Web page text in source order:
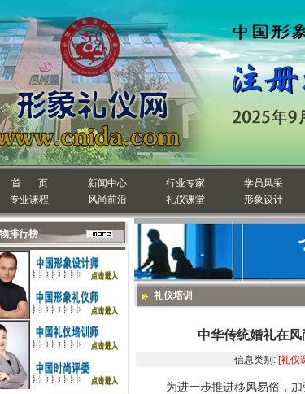
首 页 新闻中心 行业专家 学员风采
专业课程
风尚前沿 礼仪课堂 形象设计
排行榜
礼仪培训
中华传统婚礼在
信息类别: [礼仪
为进一步推进移风易俗，加